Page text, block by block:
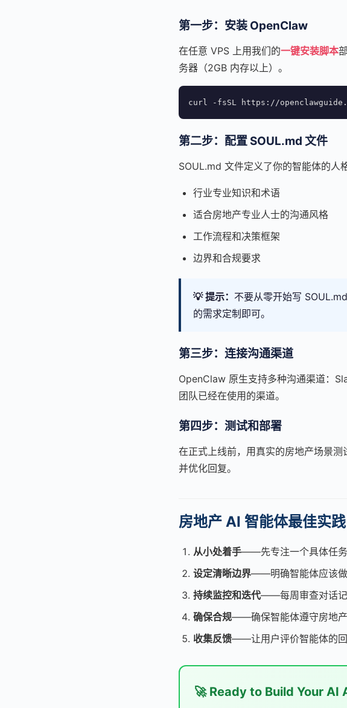
第一步：安装 OpenClaw
在任意 VPS 上用我们的一键安装脚本
务器（2GB 内存以上）。
curl -fsSL https://
第二步：配置 SOUL.md 文件
SOUL.md 文件定义了你的智能体的人
行业专业知识和术语
适合房地产专业人士的沟通风格
工作流程和决策框架
边界和合规要求
💡 提示： 不要从零开始写 SOUL.md
的需求定制即可。
第三步：连接沟通渠道
OpenClaw 原生支持多种沟通渠道：
团队已经在使用的渠道。
第四步：测试和部署
在正式上线前，用真实的房地产场景
并优化回复。
房地产 AI 智能体最佳实践
从小处着手——先专注一个具体任
设定清晰边界——明确智能体应该
持续监控和迭代——每周审查对话
确保合规——确保智能体遵守房地
收集反馈——让用户评价智能体的
🚀 Ready to Build Your AI